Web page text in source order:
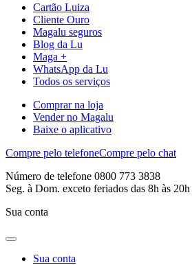
Cartão Luiza
Cliente Ouro
Magalu seguros
Blog da Lu
Maga +
WhatsApp da Lu
Todos os serviços
Comprar na loja
Vender no Magalu
Baixe o aplicativo
Compre pelo telefoneCompre pelo chat
Número de telefone 0800 773 3838
Seg. à Dom. exceto feriados das 8h às 20h
Sua conta
Sua conta